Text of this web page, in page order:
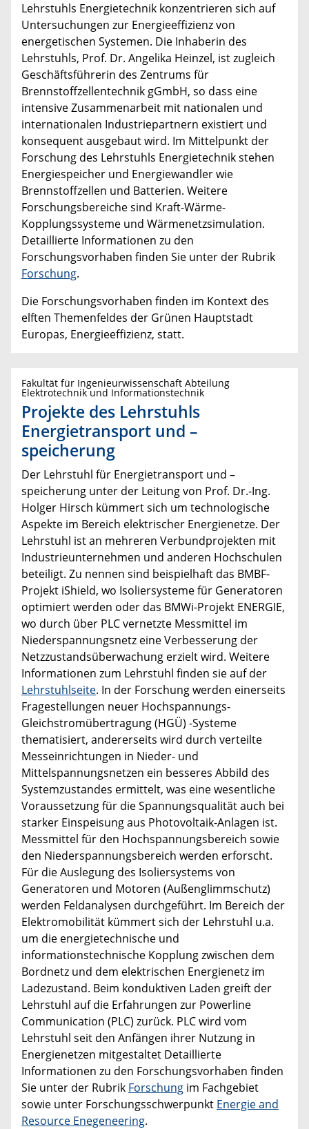
Lehrstuhls Energietechnik konzentrieren sich auf
Untersuchungen zur Energieeffizienz von
energetischen Systemen. Die Inhaberin des
Lehrstuhls, Prof. Dr. Angelika Heinzel, ist zugleich
Geschäftsführerin des Zentrums für
Brennstoffzellentechnik gGmbH, so dass eine
intensive Zusammenarbeit mit nationalen und
internationalen Industriepartnern existiert und
konsequent ausgebaut wird. Im Mittelpunkt der
Forschung des Lehrstuhls Energietechnik stehen
Energiespeicher und Energiewandler wie
Brennstoffzellen und Batterien. Weitere
Forschungsbereiche sind Kraft-Wärme-
Kopplungssysteme und Wärmenetzsimulation.
Detaillierte Informationen zu den
Forschungsvorhaben finden Sie unter der Rubrik
Forschung.
Die Forschungsvorhaben finden im Kontext des
elften Themenfeldes der Grünen Hauptstadt
Europas, Energieeffizienz, statt.
Fakultät für Ingenieurwissenschaft Abteilung
Elektrotechnik und Informationstechnik
Projekte des Lehrstuhls
Energietransport und –
speicherung
Der Lehrstuhl für Energietransport und –
speicherung unter der Leitung von Prof. Dr.-Ing.
Holger Hirsch kümmert sich um technologische
Aspekte im Bereich elektrischer Energienetze. Der
Lehrstuhl ist an mehreren Verbundprojekten mit
Industrieunternehmen und anderen Hochschulen
beteiligt. Zu nennen sind beispielhaft das BMBF-
Projekt iShield, wo Isoliersysteme für Generatoren
optimiert werden oder das BMWi-Projekt ENERGIE,
wo durch über PLC vernetzte Messmittel im
Niederspannungsnetz eine Verbesserung der
Netzzustandsüberwachung erzielt wird. Weitere
Informationen zum Lehrstuhl finden sie auf der
Lehrstuhlseite. In der Forschung werden einerseits
Fragestellungen neuer Hochspannungs-
Gleichstromübertragung (HGÜ) -Systeme
thematisiert, andererseits wird durch verteilte
Messeinrichtungen in Nieder- und
Mittelspannungsnetzen ein besseres Abbild des
Systemzustandes ermittelt, was eine wesentliche
Voraussetzung für die Spannungsqualität auch bei
starker Einspeisung aus Photovoltaik-Anlagen ist.
Messmittel für den Hochspannungsbereich sowie
den Niederspannungsbereich werden erforscht.
Für die Auslegung des Isoliersystems von
Generatoren und Motoren (Außenglimmschutz)
werden Feldanalysen durchgeführt. Im Bereich der
Elektromobilität kümmert sich der Lehrstuhl u.a.
um die energietechnische und
informationstechnische Kopplung zwischen dem
Bordnetz und dem elektrischen Energienetz im
Ladezustand. Beim konduktiven Laden greift der
Lehrstuhl auf die Erfahrungen zur Powerline
Communication (PLC) zurück. PLC wird vom
Lehrstuhl seit den Anfängen ihrer Nutzung in
Energienetzen mitgestaltet Detaillierte
Informationen zu den Forschungsvorhaben finden
Sie unter der Rubrik Forschung im Fachgebiet
sowie unter Forschungsschwerpunkt Energie and
Resource Enegeneering.